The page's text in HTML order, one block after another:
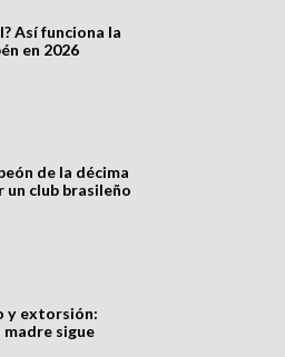
Así funciona la
en 2026
de la décima
un club brasileño
y extorsión:
madre sigue